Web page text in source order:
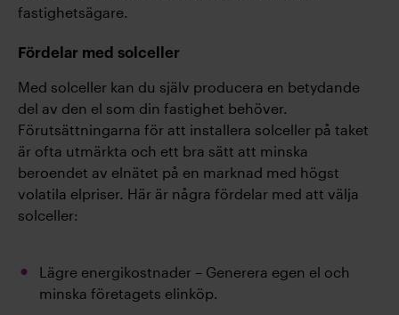
fastighetsägare.
Fördelar med solceller
Med solceller kan du själv producera en betydande
del av den el som din fastighet behöver.
Förutsättningarna för att installera solceller på taket
är ofta utmärkta och ett bra sätt att minska
beroendet av elnätet på en marknad med högst
volatila elpriser. Här är några fördelar med att välja
solceller:
Lägre energikostnader – Generera egen el och
minska företagets elinköp.